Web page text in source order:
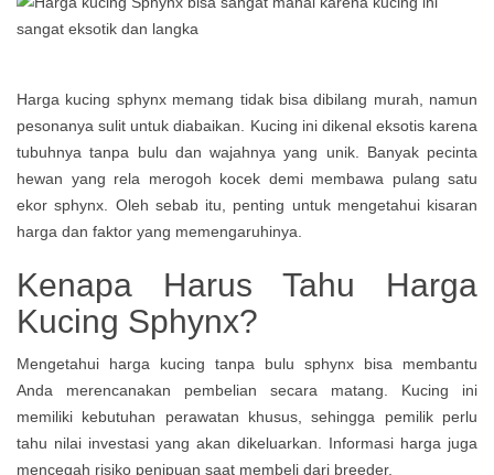
Harga kucing sphynx memang tidak bisa dibilang murah, namun
pesonanya sulit untuk diabaikan. Kucing ini dikenal eksotis karena
tubuhnya tanpa bulu dan wajahnya yang unik. Banyak pecinta
hewan yang rela merogoh kocek demi membawa pulang satu
ekor sphynx. Oleh sebab itu, penting untuk mengetahui kisaran
harga dan faktor yang memengaruhinya.
Kenapa Harus Tahu Harga
Kucing Sphynx?
Mengetahui harga kucing tanpa bulu sphynx bisa membantu
Anda merencanakan pembelian secara matang. Kucing ini
memiliki kebutuhan perawatan khusus, sehingga pemilik perlu
tahu nilai investasi yang akan dikeluarkan. Informasi harga juga
mencegah risiko penipuan saat membeli dari breeder.